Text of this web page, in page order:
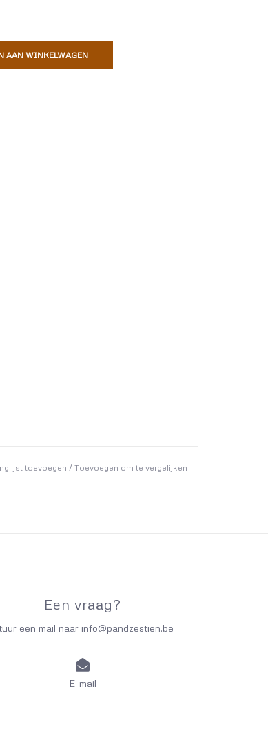
AAN WINKELWAGEN
toevoegen / Toevoegen om te vergelijken
Een vraag?
een mail naar info@pandzestien.be
E-mail